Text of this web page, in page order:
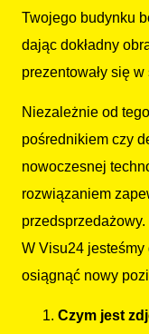
Twojego budynku
dając dokładny
prezentowały się
Niezależnie od
pośrednikiem czy
nowoczesnej
rozwiązaniem
W Visu24
osiągnąć nowy
Czym jest